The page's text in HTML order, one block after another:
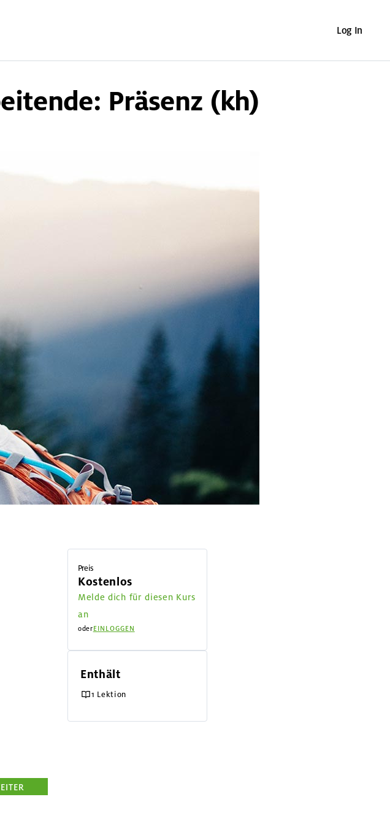
Log In
Präsenz (kh)
Preis
Kostenlos
Melde dich für diesen Kurs
an
oderEINLOGGEN
Enthält
1 Lektion